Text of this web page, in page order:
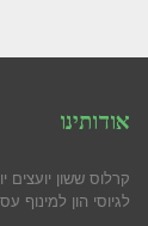
אודותינו
קרלוס ששון
לגיוסי הון למינוף